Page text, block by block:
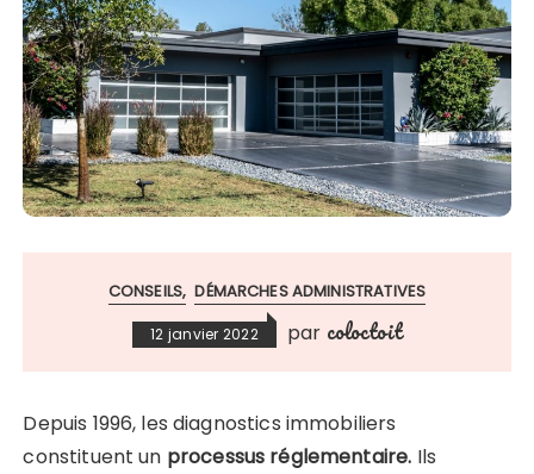
CONSEILS DÉMARCHES ADMINISTRATIVES
12 janvier 2022 par coloctoit
Depuis 1996, les diagnostics immobiliers
constituent un processus réglementaire. Ils